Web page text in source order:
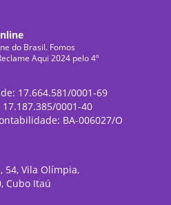
do Brasil. Fomos
Aqui 2024 pelo 4º
17.664.581/0001-69
17.187.385/0001-40
BA-006027/O
54, Vila Olímpia,
Cubo Itaú